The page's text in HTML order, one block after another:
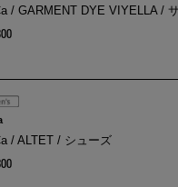
/ GARMENT DYE VIYELLA /
/ ALTET / シューズ